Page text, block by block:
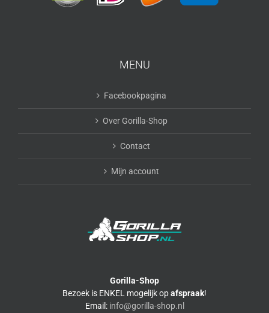
MENU
Facebookpagina
Over Gorilla-Shop
Contact
Mijn account
Gorilla-Shop
Bezoek is ENKEL mogelijk opafspraak!
Email: info@gorilla-shop.nl